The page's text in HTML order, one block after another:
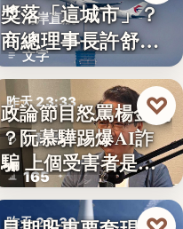
兩岸直航
文字
獎落「這城市」？
商總理事長許舒博
透露8月…
昨天 23:33
詐騙警示
165
政論節目怒罵楊金龍
？阮慕驊踢爆AI詐
騙 上個受害者是
「這…
♡
昨天 23:30